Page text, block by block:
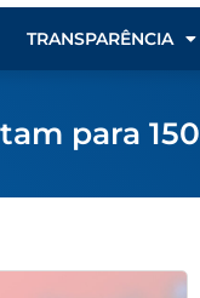
TRANSPARÊNCIA
para 150